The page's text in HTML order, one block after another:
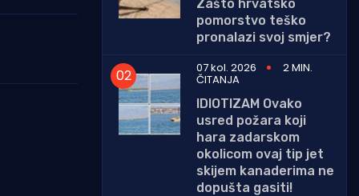
Zašto hrvatsko
pomorstvo teško
pronalazi svoj smjer?
07 kol. 2026
2 MIN.
ČITANJA
IDIOTIZAM Ovako
usred požara koji
hara zadarskom
okolicom ovaj tip jet
skijem kanaderima ne
dopušta gasiti!